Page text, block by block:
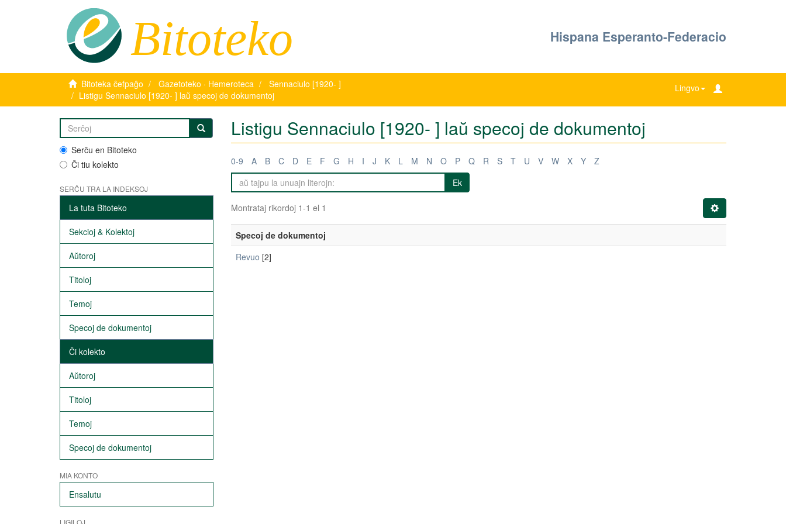
Bitoteko Hispana Esperanto-Federacio
Bitoteka ĉefpaĝo Gazetoteko · Hemeroteca
Sennaciulo [1920- ]
Listigu Sennaciulo [1920- ] laŭ specoj de dokumentoj
Lingvo
Serĉu en Bitoteko
Ĉi tiu kolekto
SERĈU TRA LA INDEKSOJ
La tuta Bitoteko
Sekcioj & Kolektoj
Aŭtoroj
Titoloj
Temoj
Specoj de dokumentoj
Ĉi kolekto
Aŭtoroj
Titoloj
Temoj
Specoj de dokumentoj
MIA KONTO
Ensalutu
LIGILOJ
Listigu Sennaciulo [1920- ] laŭ specoj de dokumentoj
0-9 A B C D E F G H I J K L M N O P Q R S T U V W X Y
Z
Ek
Montrataj rikordoj 1-1 el 1
Specoj de dokumentoj
Revuo [2]